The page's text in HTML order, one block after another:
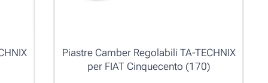
Piastre Camber Regolabili TA-TECHNIX
per FIAT Cinquecento (170)